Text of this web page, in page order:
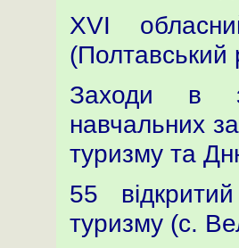
ХVІ
Заходи в
навчальних
туризму та
55
туризму (с.